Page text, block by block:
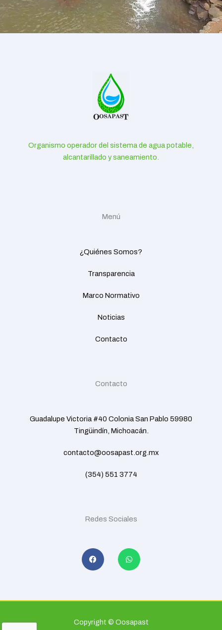
Organismo operador del sistema de agua potable,
alcantarillado y saneamiento.
Menú
¿Quiénes Somos?
Transparencia
Marco Normativo
Noticias
Contacto
Contacto
Guadalupe Victoria #40 Colonia San Pablo 59980
Tingüindín, Michoacán.
contacto@oosapast.org.mx
(354) 551 3774
Redes Sociales
c
e
a
t
Copyright © Oosapast